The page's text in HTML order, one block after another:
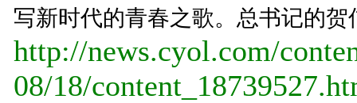
写新时代的青春之歌。总书记的
http://news.cyol.com/
08/18/